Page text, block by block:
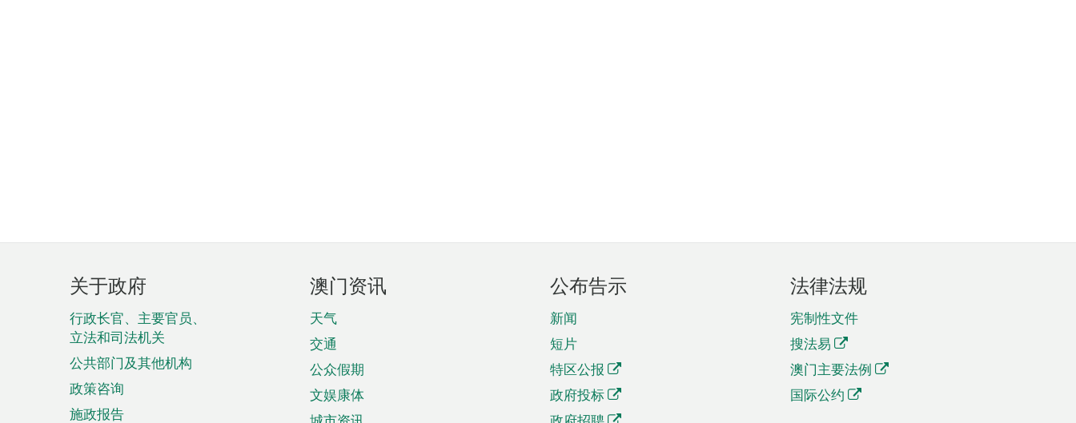
页
脚
菜
单
关于政府
行政长官、主要官员、
立法和司法机关
公共部门及其他机构
政策咨询
施政报告
澳门资讯
天气
交通
公众假期
文娱康体
公布告示
新闻
短片
特区公报
政府投标
法律法规
宪制性文件
搜法易
澳门主要法例
国际公约